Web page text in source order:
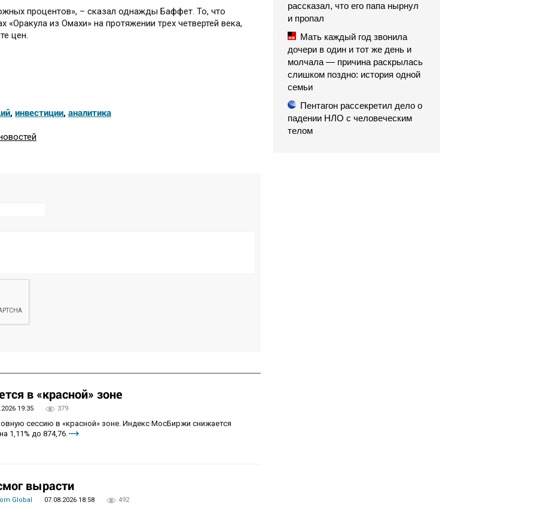
процентов», – сказал однажды Баффет. То, что
«Оракула из Омахи» на протяжении трех четвертей века,
цен.
, инвестиции, аналитика
в «красной» зоне
19:35 379
сессию в «красной» зоне. Индекс МосБиржи снижается
1,11% до 874,76.
вырасти
Global 07.08.2026 18:58 492
рассказал, что его папа нырнул
и пропал
Мать каждый год звонила
дочери в один и тот же день и
молчала — причина раскрылась
слишком поздно: история одной
семьи
Пентагон рассекретил дело о
падении НЛО с человеческим
телом